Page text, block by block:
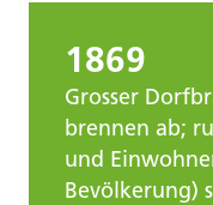
1869
Grosser
brennen ab;
und
Bevölkerung)